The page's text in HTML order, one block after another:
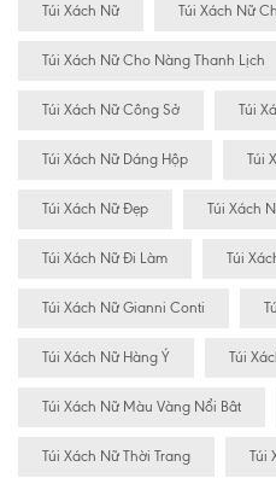
Túi Xách Nữ Túi Xách Nữ
Túi Xách Nữ Cho Nàng Thanh Lịch
Túi Xách Nữ Công Sở Túi
Túi Xách Nữ Dáng Hộp Túi
Túi Xách Nữ Đẹp Túi Xách
Túi Xách Nữ Đi Làm Túi
Túi Xách Nữ Gianni Conti
Túi Xách Nữ Hàng Ý Túi
Túi Xách Nữ Màu Vàng Nổi Bât
Túi Xách Nữ Thời Trang Túi